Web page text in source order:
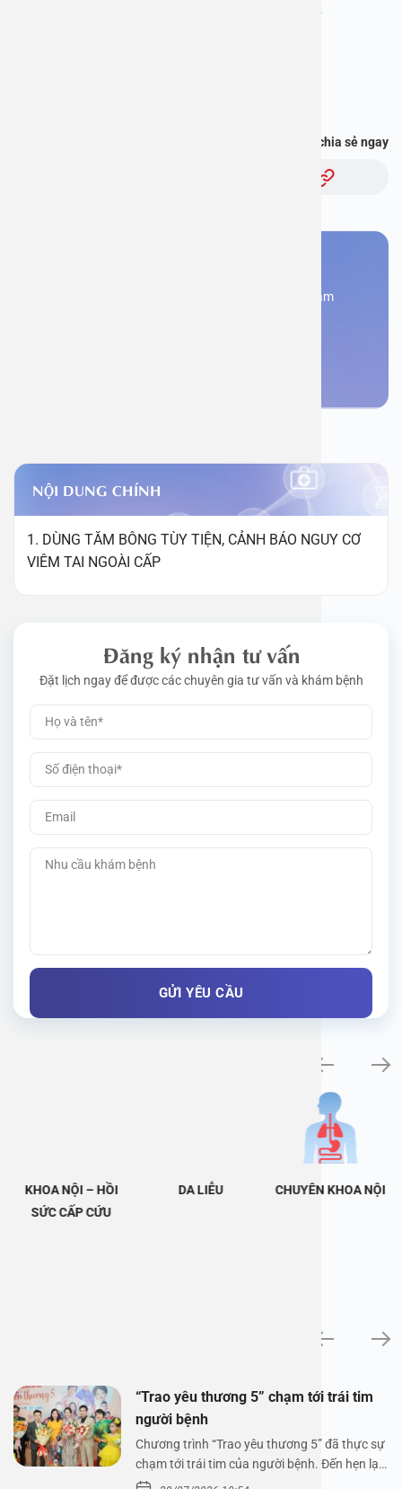
Bạn thấy thông tin này hữu ích, chia sẻ ngay
Đăng kí ngay để được các chuyên gia tư vấn và khám
NỘI DUNG CHÍNH
1. DÙNG TĂM BÔNG TÙY TIỆN, CẢNH BÁO NGUY CƠ
VIÊM TAI NGOÀI CẤP
Đăng ký nhận tư vấn
Đặt lịch ngay để được các chuyên gia tư vấn và khám bệnh
KHOA NỘI – HỒI
SỨC CẤP CỨU
DA LIỄU CHUYÊN KHOA NỘI
“Trao yêu thương 5” chạm tới trái tim
người bệnh
Chương trình “Trao yêu thương 5” đã thực sự
chạm tới trái tim của người bệnh. Đến hẹn lại
lên,…